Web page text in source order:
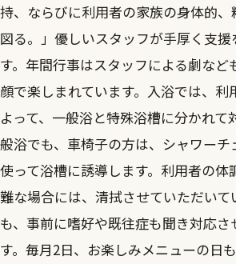
持、ならびに利用者の家族の身体的
図る。」優しいスタッフが手厚く支援
す。年間行事はスタッフによる劇など
顔で楽しまれています。入浴では、利
よって、一般浴と特殊浴槽に分かれて
般浴でも、車椅子の方は、シャワーチ
使って浴槽に誘導します。利用者の体
難な場合には、清拭させていただいて
も、事前に嗜好や既往症も聞き対応さ
す。毎月2日、お楽しみメニューの日